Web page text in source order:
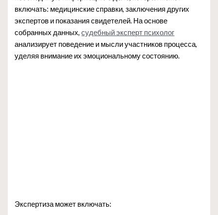
включать: медицинские справки, заключения других
экспертов и показания свидетелей. На основе
собранных данных,судебный эксперт психолог
анализирует поведение и мысли участников процесса,
уделяя внимание их эмоциональному состоянию.
Экспертиза может включать: